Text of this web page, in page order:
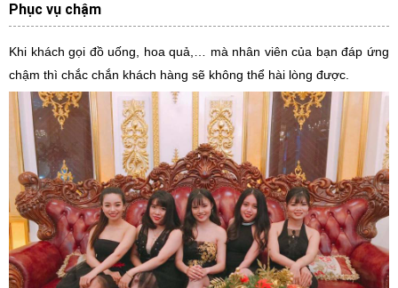
Phục vụ chậm
Khi khách gọi đồ uống, hoa quả,… mà nhân viên của bạn đáp ứng
chậm thì chắc chắn khách hàng sẽ không thể hài lòng được.